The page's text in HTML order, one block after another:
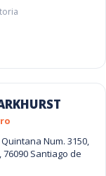
Num. 3150,
Santiago de